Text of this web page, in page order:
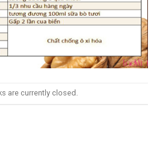
are currently closed.